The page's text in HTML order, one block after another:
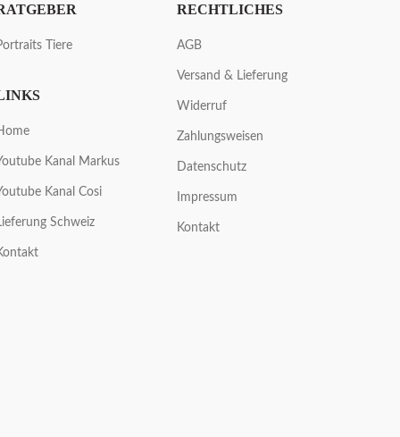
Tiere
Kanal Markus
Kanal Cosi
Schweiz
RECHTLICHES
AGB
Versand & Lieferung
Widerruf
Zahlungsweisen
Datenschutz
Impressum
Kontakt